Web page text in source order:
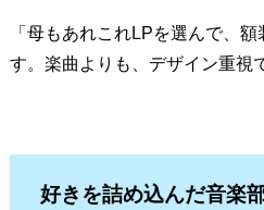
「母もあれこれLPを選んで、
す。楽曲よりも、デザイン重視
好きを詰め込んだ音楽